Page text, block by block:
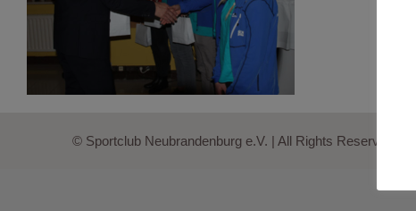
© Sportclub Neubrandenburg e.V. | All Rights Reserved